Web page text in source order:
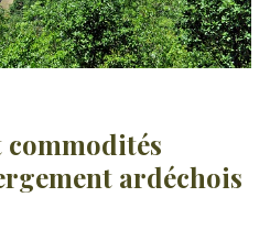
commodités
ardéchois